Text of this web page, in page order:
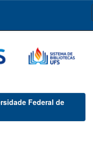
Federal de